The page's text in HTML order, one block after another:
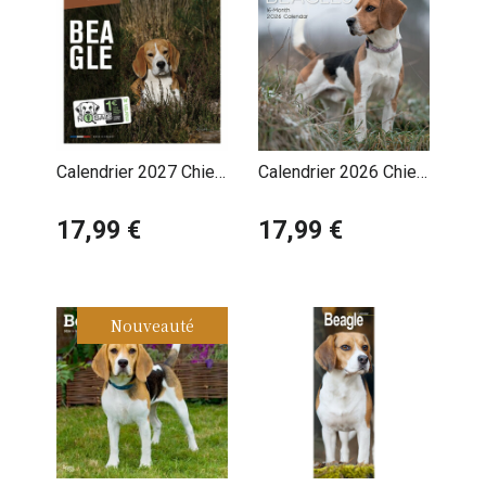
Calendrier 2027 Chien
17,99 €
Calendrier 2026 Chien
17,99 €
Nouveauté